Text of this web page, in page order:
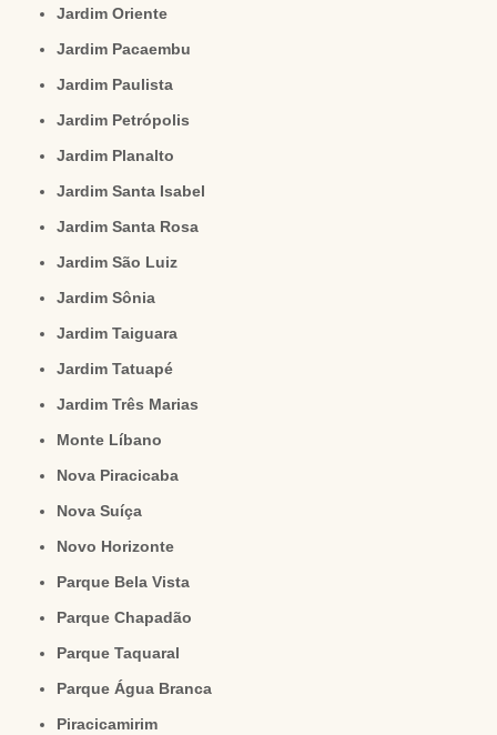
Jardim Oriente
Jardim Pacaembu
Jardim Paulista
Jardim Petrópolis
Jardim Planalto
Jardim Santa Isabel
Jardim Santa Rosa
Jardim São Luiz
Jardim Sônia
Jardim Taiguara
Jardim Tatuapé
Jardim Três Marias
Monte Líbano
Nova Piracicaba
Nova Suíça
Novo Horizonte
Parque Bela Vista
Parque Chapadão
Parque Taquaral
Parque Água Branca
Piracicamirim